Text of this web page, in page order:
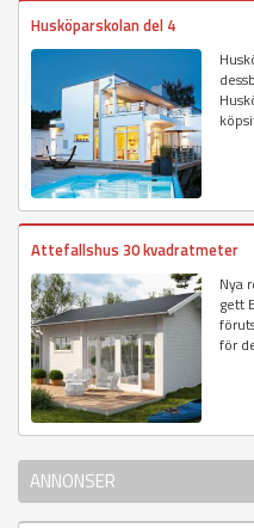
Husköparskolan del 4
Attefallshus 30 kvadratmeter
Nya
gett
för
ANNONSER